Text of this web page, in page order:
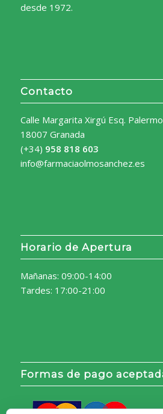
desde 1972.
Contacto
Calle Margarita Xirgú Esq.
18007 Granada
(+34) 958 818 603
info@farmaciaolmosanchez.es
Horario de Apertura
Mañanas: 09:00-14:00
Tardes: 17:00-21:00
Formas de pago